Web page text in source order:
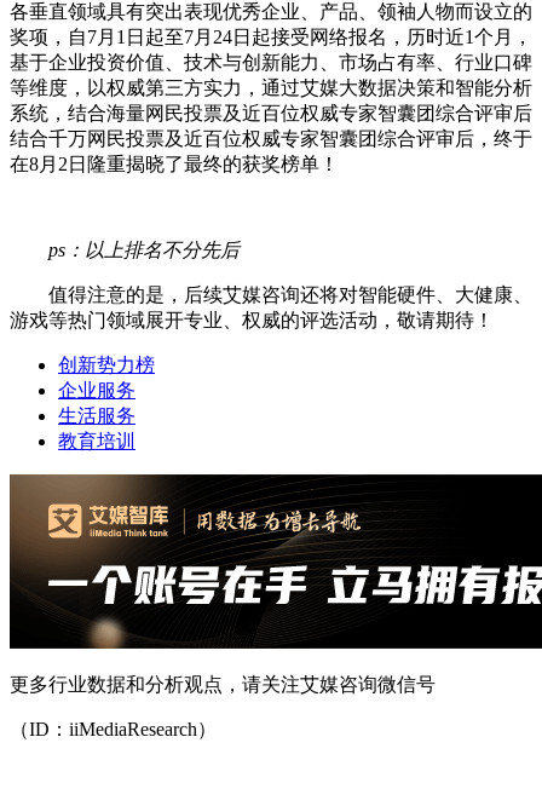
各垂直领域具有突出表现优秀企业、产品、领袖人物而设立的
奖项，自7月1日起至7月24日起接受网络报名，历时近1个月，
基于企业投资价值、技术与创新能力、市场占有率、行业口碑
等维度，以权威第三方实力，通过艾媒大数据决策和智能分析
系统，结合海量网民投票及近百位权威专家智囊团综合评审后
结合千万网民投票及近百位权威专家智囊团综合评审后，终于
在8月2日隆重揭晓了最终的获奖榜单！
ps：以上排名不分先后
值得注意的是，后续艾媒咨询还将对智能硬件、大健康、
游戏等热门领域展开专业、权威的评选活动，敬请期待！
创新势力榜
企业服务
生活服务
教育培训
更多行业数据和分析观点，请关注艾媒咨询微信号
（ID：iiMediaResearch）